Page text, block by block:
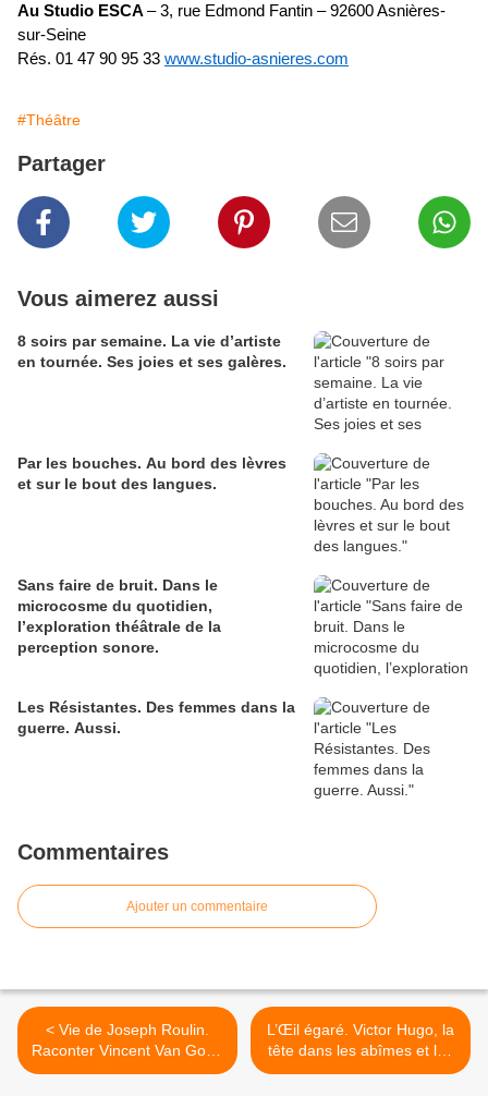
Au Studio ESCA – 3, rue Edmond Fantin – 92600 Asnières-
sur-Seine
Rés. 01 47 90 95 33 www.studio-asnieres.com
#Théâtre
Partager
Vous aimerez aussi
8 soirs par semaine. La vie d’artiste
en tournée. Ses joies et ses galères.
Par les bouches. Au bord des lèvres
et sur le bout des langues.
Sans faire de bruit. Dans le
microcosme du quotidien,
l’exploration théâtrale de la
perception sonore.
Les Résistantes. Des femmes dans la
guerre. Aussi.
Commentaires
Ajouter un commentaire
< Vie de Joseph Roulin.
Raconter Vincent Van Gogh
dans les creux de la vie
L’Œil égaré. Victor Hugo, la
tête dans les abîmes et les
pieds dans les cieux. >